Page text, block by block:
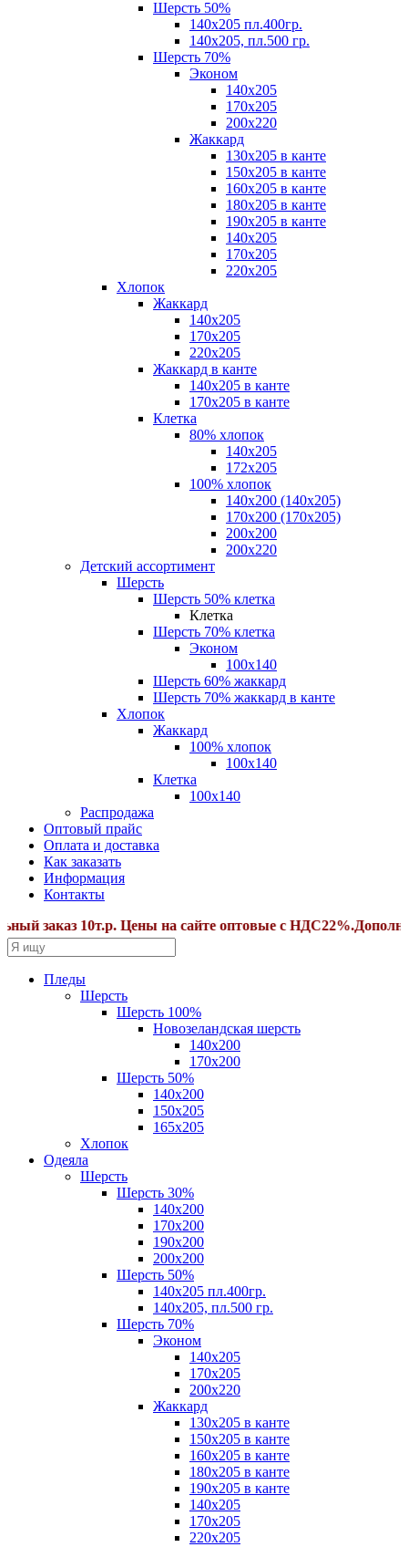
Шерсть 50%
140х205 пл.400гр.
140х205, пл.500 гр.
Шерсть 70%
Эконом
140х205
170х205
200х220
Жаккард
130х205 в канте
150х205 в канте
160х205 в канте
180х205 в канте
190х205 в канте
140х205
170х205
220х205
Хлопок
Жаккард
140x205
170х205
220х205
Жаккард в канте
140х205 в канте
170х205 в канте
Клетка
80% хлопок
140x205
172х205
100% хлопок
140x200 (140х205)
170x200 (170х205)
200х200
200х220
Детский ассортимент
Шерсть
Шерсть 50% клетка
Клетка
Шерсть 70% клетка
Эконом
100x140
Шерсть 60% жаккард
Шерсть 70% жаккард в канте
Хлопок
Жаккард
100% хлопок
100x140
Клетка
100х140
Распродажа
Оптовый прайс
Оплата и доставка
Как заказать
Информация
Контакты
заказ 10т.р. Цены на сайте оптовые с
Пледы
Шерсть
Шерсть 100%
Новозеландская шерсть
140х200
170x200
Шерсть 50%
140x200
150х205
165х205
Хлопок
Одеяла
Шерсть
Шерсть 30%
140х200
170х200
190х200
200х200
Шерсть 50%
140х205 пл.400гр.
140х205, пл.500 гр.
Шерсть 70%
Эконом
140х205
170х205
200х220
Жаккард
130х205 в канте
150х205 в канте
160х205 в канте
180х205 в канте
190х205 в канте
140х205
170х205
220х205